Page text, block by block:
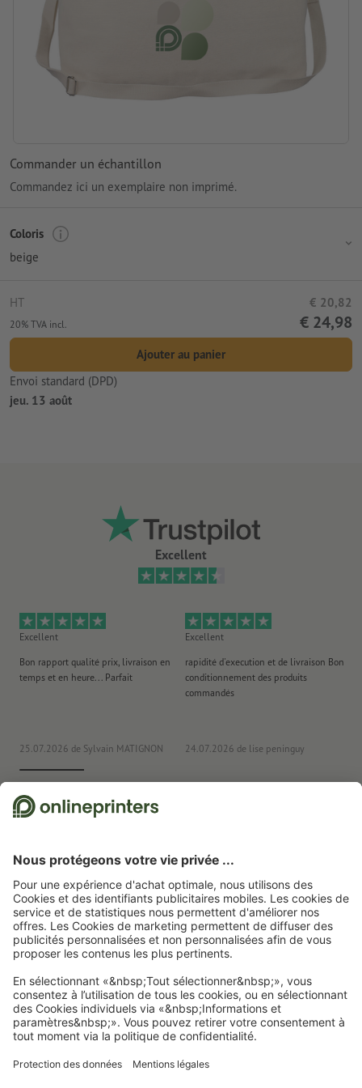
Commander un échantillon
Commandez ici un exemplaire non imprimé.
Coloris
beige
HT € 20,82
20% TVA incl. € 24,98
Ajouter au panier
Envoi standard (DPD)
jeu. 13 août
Excellent
Excellent
Bon rapport qualité prix, livraison en
temps et en heure... Parfait
25.07.2026 de Sylvain MATIGNON
Excellent
rapidité d'execution et de livraison Bon
conditionnement des produits
commandés
24.07.2026 de lise peninguy
évaluations. Vous trouvereziciles mesures prises par Trustpilot pour garantir
Page d'accueil Articles publicitaires Sacs Sacs isothermes
Sac isotherme
en polycoton recyclé Luz
À propos de nous
15 %